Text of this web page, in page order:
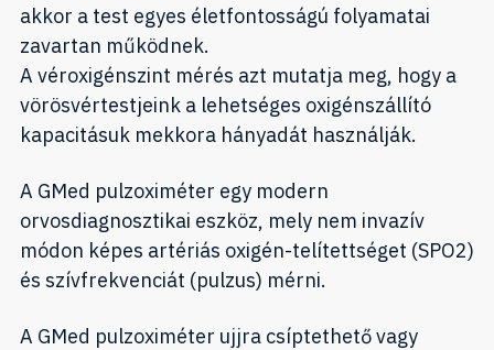
akkor a test egyes életfontosságú folyamatai
zavartan működnek.
A véroxigénszint mérés azt mutatja meg, hogy a
vörösvértestjeink a lehetséges oxigénszállító
kapacitásuk mekkora hányadát használják.
A GMed pulzoximéter egy modern
orvosdiagnosztikai eszköz, mely nem invazív
módon képes artériás oxigén-telítettséget (SPO2)
és szívfrekvenciát (pulzus) mérni.
A GMed pulzoximéter ujjra csíptethető vagy